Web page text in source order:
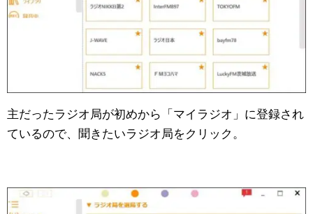
主だったラジオ局が初めから「マイラジオ」に登録され
ているので、聞きたいラジオ局をクリック。